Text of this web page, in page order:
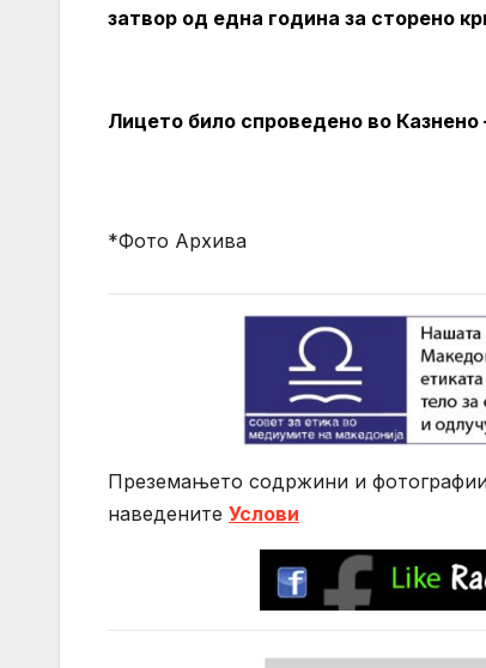
затвор од една година за сторено
Лицето било спроведено во
*Фото Архива
Преземањето содржини и фотографии
нaведените Услови